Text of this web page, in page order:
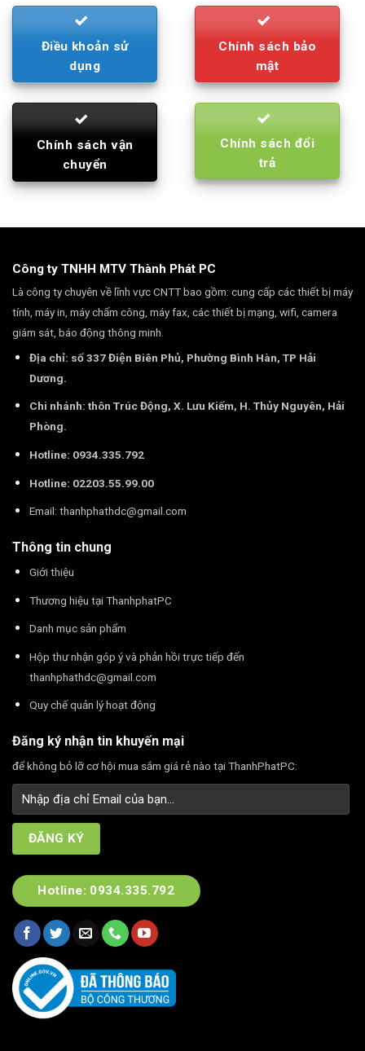
Điều khoản sử
dụng
Chính sách bảo
mật
Chính sách vận
chuyển
Chính sách đổi
trả
Công ty TNHH MTV Thành Phát PC
Là công ty chuyên về lĩnh vực CNTT bao gồm: cung cấp các thiết bị máy
tính, máy in, máy chấm công, máy fax, các thiết bị mạng, wifi, camera
giám sát, báo động thông minh.
Địa chỉ: số 337 Điện Biên Phủ, Phường Bình Hàn, TP Hải
Dương.
Chi nhánh: thôn Trúc Động, X. Lưu Kiếm, H. Thủy Nguyên, Hải
Phòng.
Hotline: 0934.335.792
Hotline: 02203.55.99.00
Email: thanhphathdc@gmail.com
Thông tin chung
Giới thiệu
Thương hiệu tại ThanhphatPC
Danh mục sản phẩm
Hộp thư nhận góp ý và phản hồi trực tiếp đến
thanhphathdc@gmail.com
Quy chế quản lý hoạt động
Đăng ký nhận tin khuyến mại
để không bỏ lỡ cơ hội mua sắm giá rẻ nào tại ThanhPhatPC:
Hotline: 0934.335.792